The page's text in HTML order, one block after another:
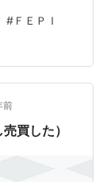
驚くべきは
関係）
．５０％・
７％＊2025
6月に頂い…
# ＦＥＰＩ
前
買した）